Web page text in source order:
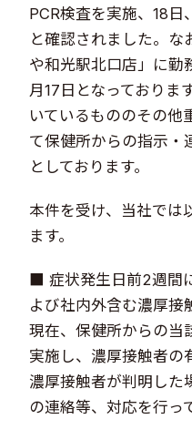
PCR検査を実施、18
と確認されました。な
や和光駅北口店」に勤
月17日となっておりま
いているもののその他
て保健所からの指示・
としております。
本件を受け、当社では
ます。
■ 症状発生日前2週間
よび社内外含む濃厚接
現在、保健所からの当
実施し、濃厚接触者の
濃厚接触者が判明した
の連絡等、対応を行っ